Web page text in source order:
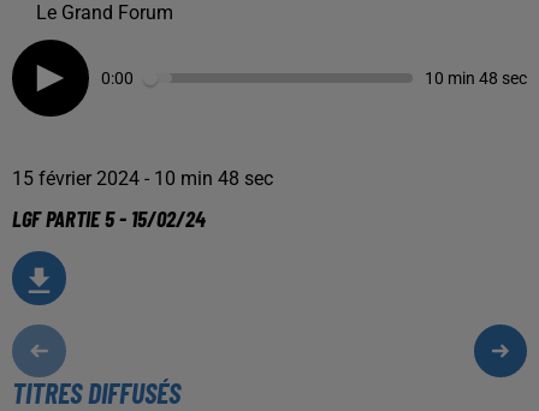
Le Grand Forum
0:00 10 min 48 sec
15 février 2024 - 10 min 48 sec
LGF PARTIE 5 - 15/02/24
TITRES DIFFUSÉS